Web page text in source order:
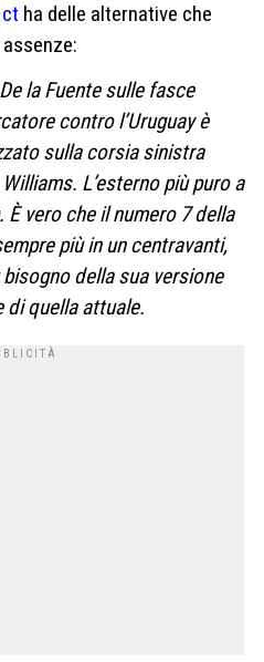
ha delle alternative che
la Fuente sulle fasce
contro l’Uruguay è
sulla corsia sinistra
L’esterno più puro a
. È vero che il numero 7 della
più in un centravanti,
della sua versione
di quella attuale.